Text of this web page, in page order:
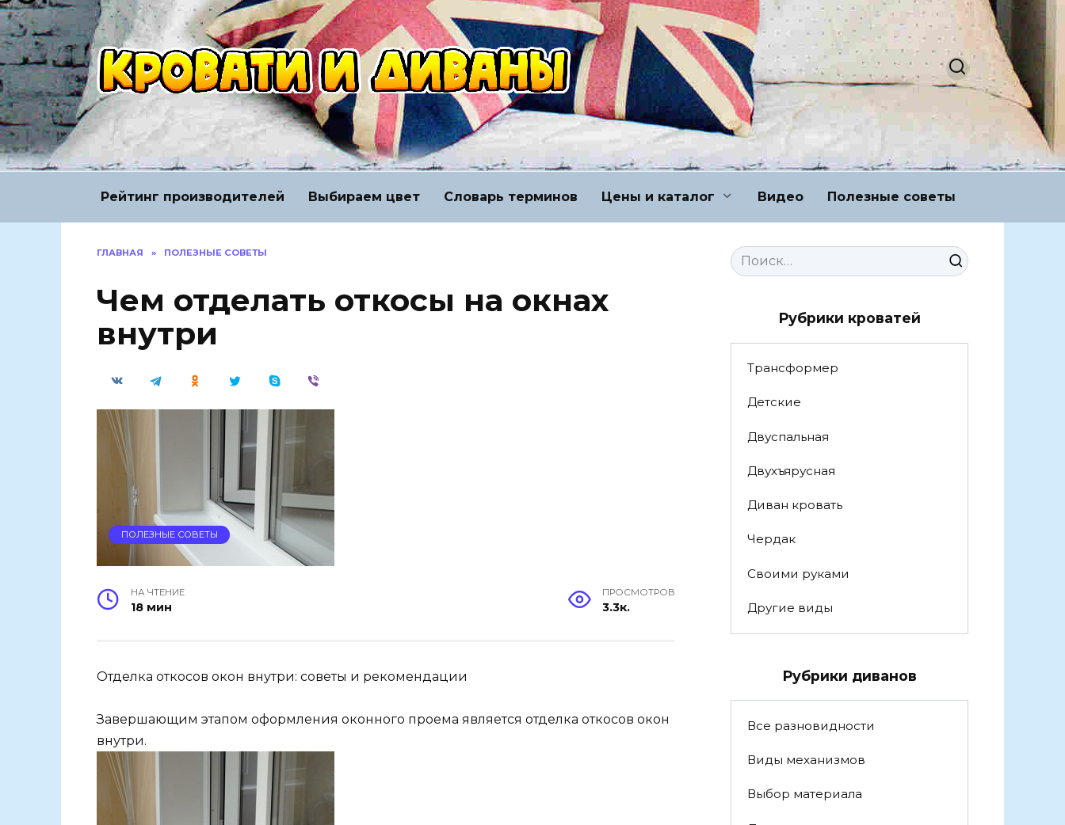
Перейти
к
содержанию
Рейтинг производителей Выбираем цвет Словарь терминов Цены и каталог Видео Полезные советы
ГЛАВНАЯ » ПОЛЕЗНЫЕ СОВЕТЫ
Чем отделать откосы на окнах
внутри
ПОЛЕЗНЫЕ СОВЕТЫ
НА ЧТЕНИЕ
18 мин
ПРОСМОТРОВ
3.3к.
Отделка откосов окон внутри: советы и рекомендации
Завершающим этапом оформления оконного проема является отделка откосов окон
внутри.
Search
for:
Рубрики кроватей
Трансформер
Детские
Двуспальная
Двухъярусная
Диван кровать
Чердак
Своими руками
Другие виды
Рубрики диванов
Все разновидности
Виды механизмов
Выбор материала